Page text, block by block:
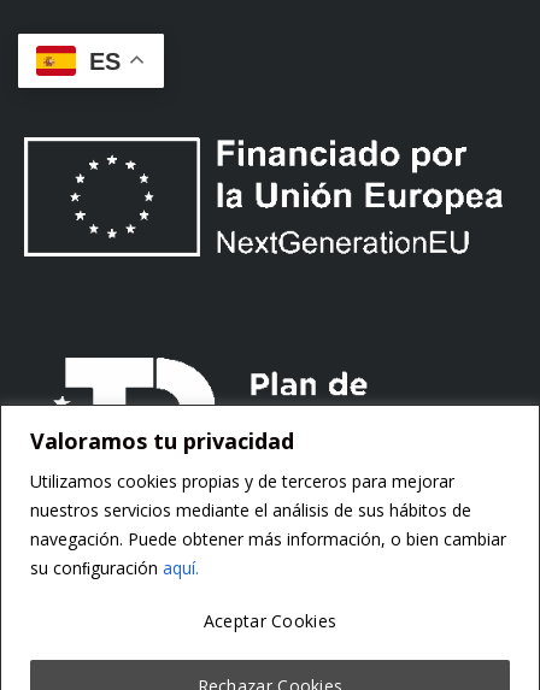
Valoramos tu privacidad
Utilizamos cookies propias y de terceros para mejorar
nuestros servicios mediante el análisis de sus hábitos de
navegación. Puede obtener más información, o bien cambiar
su conﬁguración aquí.
Rechazar Cookies
Aceptar Cookies
ES